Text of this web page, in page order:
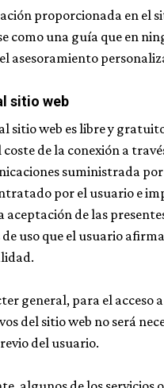
proporcionada en el
como una guía que en
asesoramiento
sitio web
sitio web es libre y
de la conexión a
suministrada
por el usuario e
aceptación de las
de uso que el usuario
general, para el acceso
del sitio web no será
del usuario.